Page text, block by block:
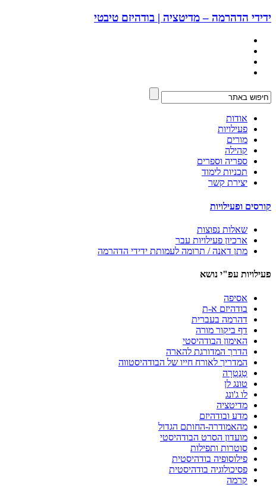
ידידי הדהרמה – מדיטציה | בודהיזם טיבטי
אודות
פעילויות
מורים
קהילה
ספריה וספרים
תכניות לימוד
יצירת קשר
קורסים ופעילויות
שאלות נפוצות
ארכיון פעילויות עבר
מתן דאנה / תרומה לעמותת ידידי הדהרמה
פעילויות עפ"י נושא
אסיפה
בודהיזם א-ת
דהרמה בעברית
דף ביקור מורה
האימון הבודהיסטי
הדרך המדורגת להארה
המדריך לאורח חייו של הבודהיסטווה
טַנְטְרָה
טונג לן
לו ג'ונג
מדיטציה
מדע ובודהיזם
מהאמודרה-החותם הגדול
מועדון הסרט הבודהיסטי
סוטרות ותפילות
פילוסופיה בודהיסטית
פסיכולוגיה בודהיסטית
קרמה